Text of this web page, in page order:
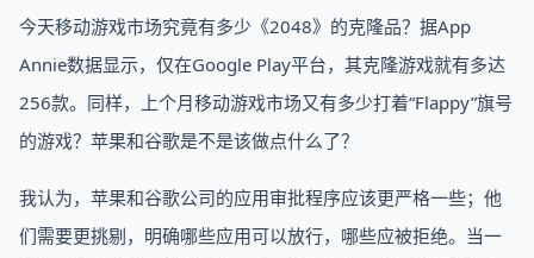
今天移动游戏市场究竟有多少《2048》的克隆品？据App
Annie数据显示，仅在Google Play平台，其克隆游戏就有多达
256款。同样，上个月移动游戏市场又有多少打着“Flappy”旗号
的游戏？苹果和谷歌是不是该做点什么了？
我认为，苹果和谷歌公司的应用审批程序应该更严格一些；他
们需要更挑剔，明确哪些应用可以放行，哪些应被拒绝。当一